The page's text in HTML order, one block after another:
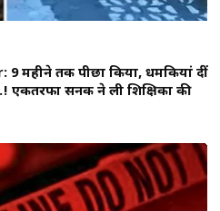
महीने तक पीछा किया, धमकियां दीं
सनक ने ली शिक्षिका की